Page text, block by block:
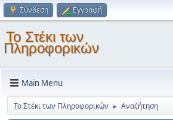
Σύνδεση Εγγραφή
Το Στέκι των
Πληροφορικών
Main Menu
Το Στέκι των Πληροφορικών ► Αναζήτηση